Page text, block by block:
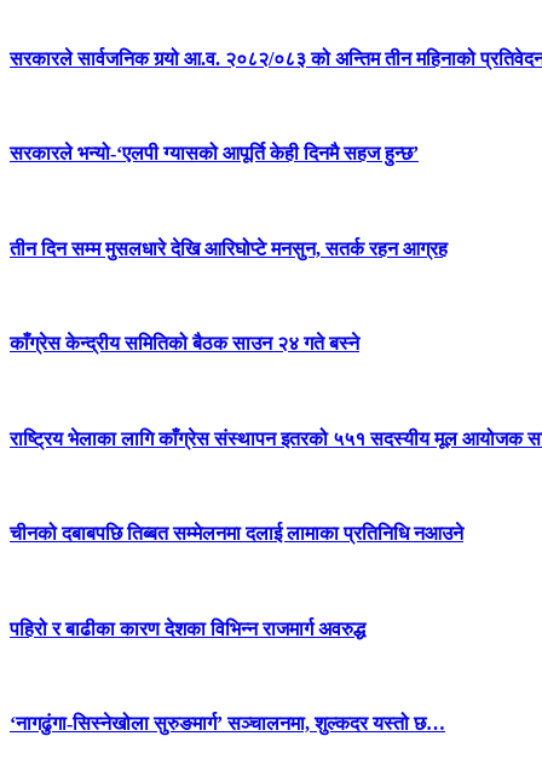
सरकारले सार्वजनिक गर्‍यो आ.व. २०८२/०८३ को अन्तिम तीन महिनाको
सरकारले भन्यो-‘एलपी ग्यासको आपूर्ति केही दिनमै सहज हुन्छ’
तीन दिन सम्म मुसलधारे देखि आरिघोप्टे मनसुन, सतर्क रहन आग्रह
काँग्रेस केन्द्रीय समितिको बैठक साउन २४ गते बस्ने
राष्ट्रिय भेलाका लागि काँग्रेस संस्थापन इतरको ५५१ सदस्यीय मूल आयोजक
चीनको दबाबपछि तिब्बत सम्मेलनमा दलाई लामाका प्रतिनिधि नआउने
पहिरो र बाढीका कारण देशका विभिन्न राजमार्ग अवरुद्ध
‘नागढुंगा-सिस्नेखोला सुरुङमार्ग’ सञ्चालनमा, शुल्कदर यस्तो छ…